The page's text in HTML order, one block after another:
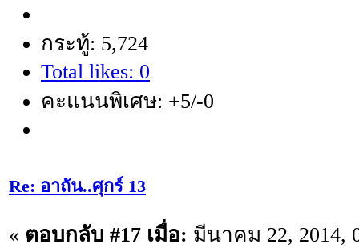
กระทู้: 5,724
Total likes: 0
คะแนนพิเศษ: +5/-0
Re: อาถัน..ศุกร์ 13
« ตอบกลับ #17 เมื่อ: มีนาคม 22, 2014,